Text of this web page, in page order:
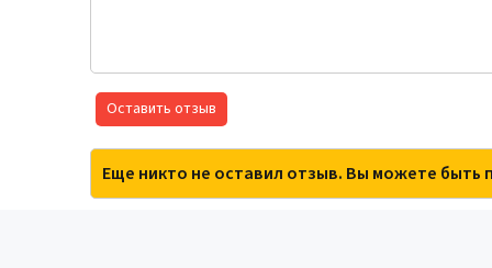
Оставить отзыв
Еще никто не оставил отзыв. Вы можете быть